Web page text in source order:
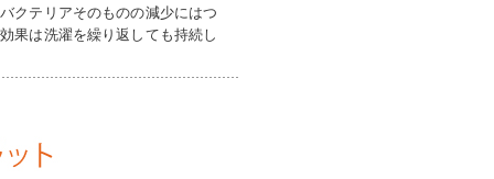
クテリアそのものの減少にはつ
果は洗濯を繰り返しても持続し